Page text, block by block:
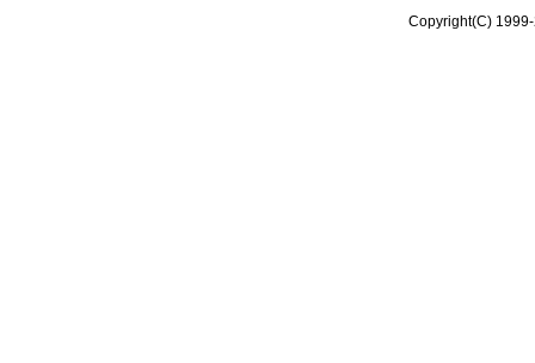
Copyright(C)